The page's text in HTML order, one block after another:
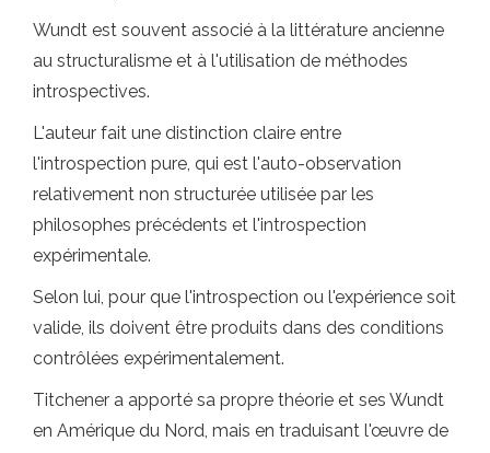
Wundt est souvent associé à la littérature ancienne
au structuralisme et à l'utilisation de méthodes
introspectives.
L'auteur fait une distinction claire entre
l'introspection pure, qui est l'auto-observation
relativement non structurée utilisée par les
philosophes précédents et l'introspection
expérimentale.
Selon lui, pour que l'introspection ou l'expérience soit
valide, ils doivent être produits dans des conditions
contrôlées expérimentalement.
Titchener a apporté sa propre théorie et ses Wundt
en Amérique du Nord, mais en traduisant l'œuvre de